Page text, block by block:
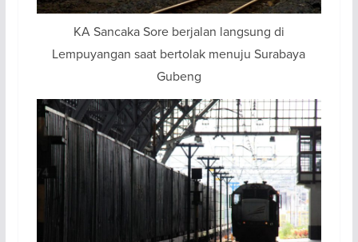
KA Sancaka Sore berjalan langsung di
Lempuyangan saat bertolak menuju Surabaya
Gubeng